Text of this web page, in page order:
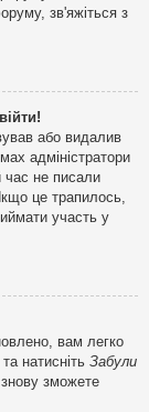
зв'яжіться з
або видалив
адміністратори
час не писали
це трапилось,
участь у
вам легко
натисніть Забули
зможете